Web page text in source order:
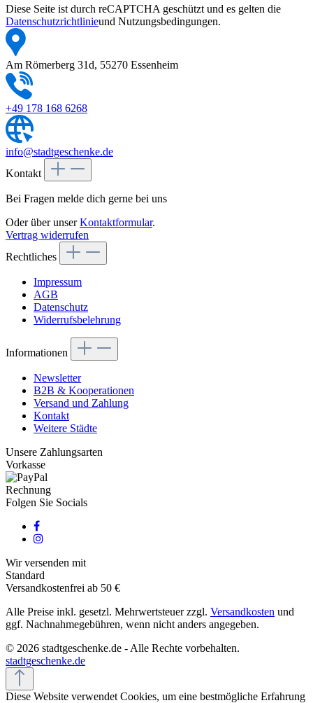
Diese Seite ist durch reCAPTCHA geschützt und es gelten die
Datenschutzrichtlinieund Nutzungsbedingungen.
Am Römerberg 31d, 55270 Essenheim
+49 178 168 6268
info@stadtgeschenke.de
Kontakt
Bei Fragen melde dich gerne bei uns
Oder über unserKontaktformular.
Vertrag widerrufen
Rechtliches
Impressum
AGB
Datenschutz
Widerrufsbelehrung
Informationen
Newsletter
B2B & Kooperationen
Versand und Zahlung
Kontakt
Weitere Städte
Unsere Zahlungsarten
Vorkasse
Rechnung
Folgen Sie Socials
Wir versenden mit
Standard
Versandkostenfrei ab 50 €
Alle Preise inkl. gesetzl. Mehrwertsteuer zzgl. Versandkosten und
ggf. Nachnahmegebühren, wenn nicht anders angegeben.
© 2026 stadtgeschenke.de - Alle Rechte vorbehalten.
stadtgeschenke.de
Diese Website verwendet Cookies, um eine bestmögliche Erfahrung